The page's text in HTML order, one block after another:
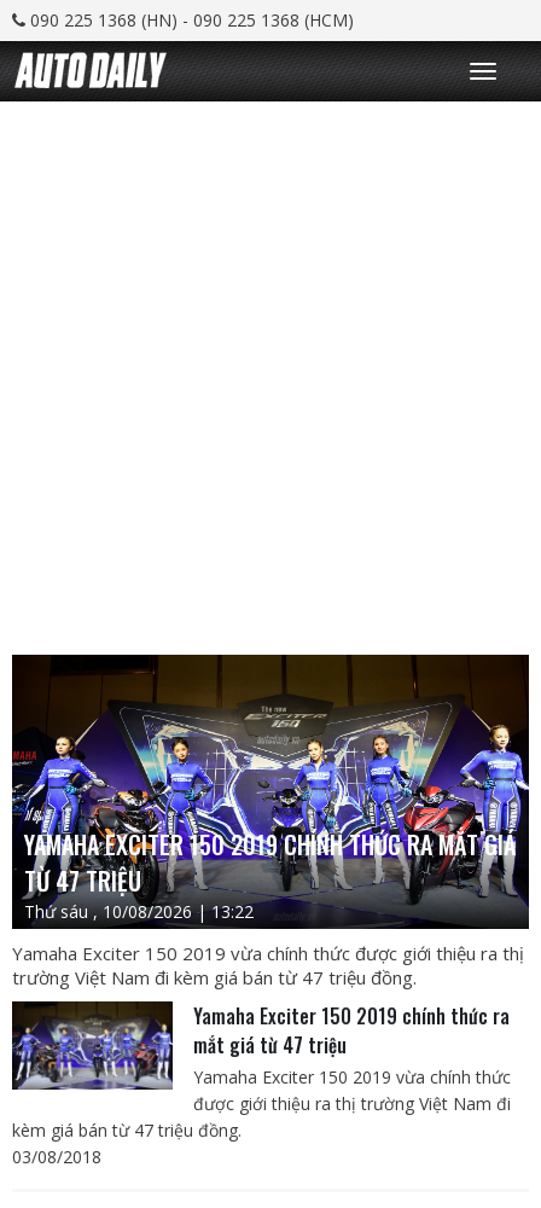
090 225 1368 (HN) - 090 225 1368 (HCM)
T
o
g
YAMAHA EXCITER 150 2019 CHÍNH THỨC RA MẮT GIÁ
TỪ 47 TRIỆU
Thứ sáu , 10/08/2026 | 13:22
Yamaha Exciter 150 2019 vừa chính thức được giới thiệu ra thị
trường Việt Nam đi kèm giá bán từ 47 triệu đồng.
Yamaha Exciter 150 2019 chính thức ra
mắt giá từ 47 triệu
Yamaha Exciter 150 2019 vừa chính thức
được giới thiệu ra thị trường Việt Nam đi
kèm giá bán từ 47 triệu đồng.
03/08/2018